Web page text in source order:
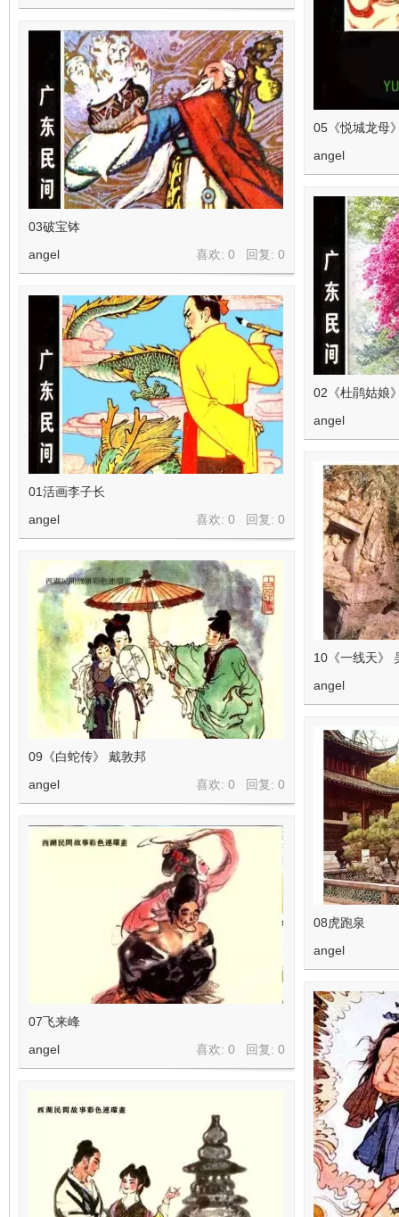
05《悦城龙母
angel
03破宝钵
喜欢: 0 回复: 0
angel
02《杜鹃姑娘
angel
01活画李子长
喜欢: 0 回复: 0
angel
10《一线天》
angel
09《白蛇传》 戴敦邦
喜欢: 0 回复: 0
angel
08虎跑泉
angel
07飞来峰
喜欢: 0 回复: 0
angel